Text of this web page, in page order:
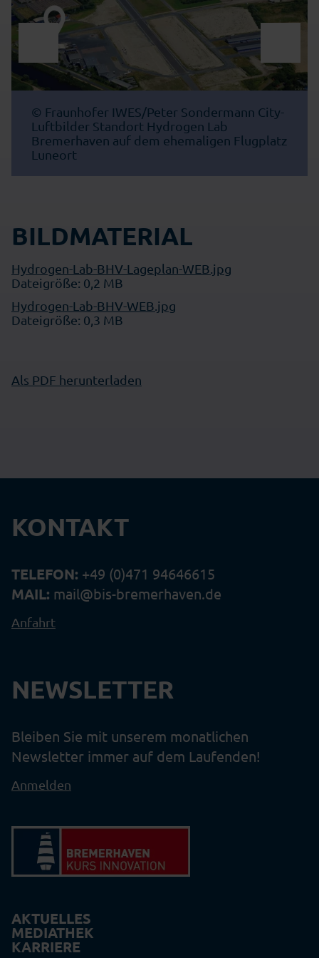
© Fraunhofer IWES/Peter Sondermann City-
Luftbilder Standort Hydrogen Lab
Bremerhaven auf dem ehemaligen Flugplatz
Luneort
BILDMATERIAL
Hydrogen-Lab-BHV-Lageplan-WEB.jpg
Dateigröße: 0,2 MB
Hydrogen-Lab-BHV-WEB.jpg
Dateigröße: 0,3 MB
Als PDF herunterladen
KONTAKT
TELEFON: +49 (0)471 94646615
MAIL: mail@bis-bremerhaven.de
Anfahrt
NEWSLETTER
Bleiben Sie mit unserem monatlichen
Newsletter immer auf dem Laufenden!
Anmelden
AKTUELLES
MEDIATHEK
KARRIERE